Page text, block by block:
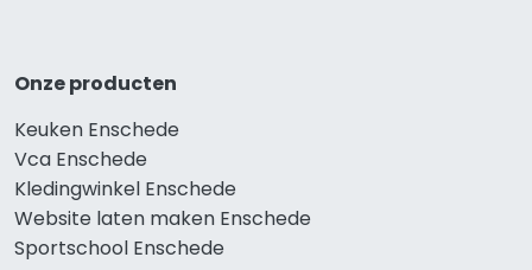
Onze producten
Keuken Enschede
Vca Enschede
Kledingwinkel Enschede
Website laten maken Enschede
Sportschool Enschede